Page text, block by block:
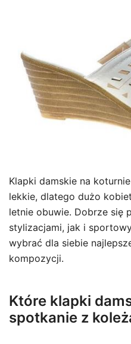
Klapki damskie na
lekkie, dlatego dużo
letnie obuwie. Dobrze się
stylizacjami, jak i
wybrać dla siebie
kompozycji.
Które klapki
spotkanie z